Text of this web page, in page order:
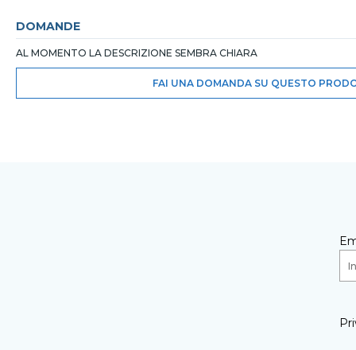
DOMANDE
AL MOMENTO LA DESCRIZIONE SEMBRA CHIARA
FAI UNA DOMANDA SU QUESTO